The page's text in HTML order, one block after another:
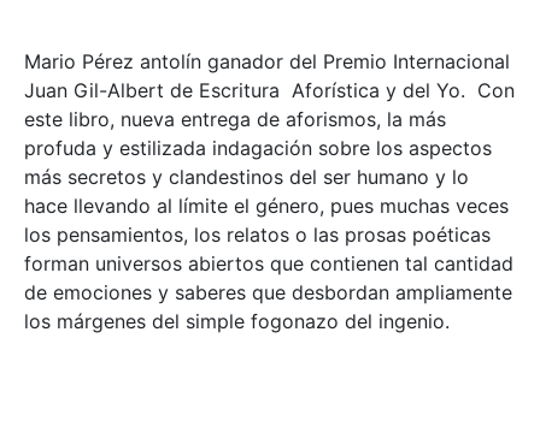
Mario Pérez antolín ganador del Premio Internacional
Juan Gil-Albert de Escritura Aforística y del Yo. Con
este libro, nueva entrega de aforismos, la más
profuda y estilizada indagación sobre los aspectos
más secretos y clandestinos del ser humano y lo
hace llevando al límite el género, pues muchas veces
los pensamientos, los relatos o las prosas poéticas
forman universos abiertos que contienen tal cantidad
de emociones y saberes que desbordan ampliamente
los márgenes del simple fogonazo del ingenio.